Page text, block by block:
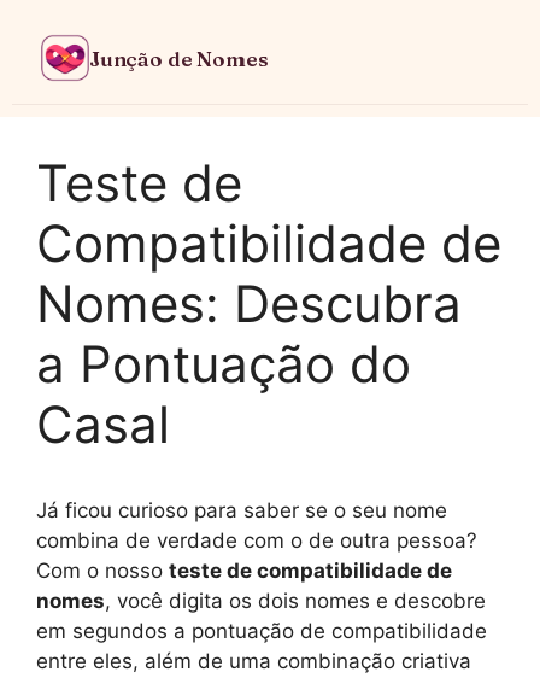
Junção de Nomes
Teste de
Compatibilidade de
Nomes: Descubra
a Pontuação do
Casal
Já ficou curioso para saber se o seu nome
combina de verdade com o de outra pessoa?
Com o nosso teste de compatibilidade de
nomes, você digita os dois nomes e descobre
em segundos a pontuação de compatibilidade
entre eles, além de uma combinação criativa